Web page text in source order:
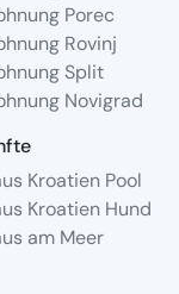
Porec
Rovinj
Split
Novigrad
Kroatien Pool
Kroatien Hund
am Meer